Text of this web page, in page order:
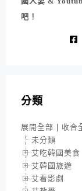
吧！
分類
展開全部
收合
未分類
艾吃韓國美食
艾韓國旅遊
艾看影劇